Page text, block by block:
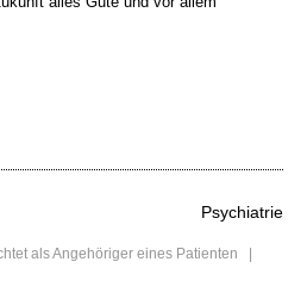
Psychiatrie
als Angehöriger eines Patienten |